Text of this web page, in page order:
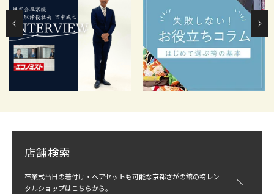
店舗検索
卒業式当日の着付け・ヘアセットも可能な京都さがの館の袴レン
タルショップはこちらから。